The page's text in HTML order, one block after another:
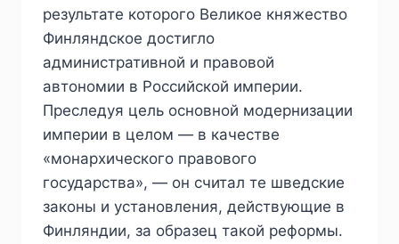
результате которого Великое княжество
Финляндское достигло
административной и правовой
автономии в Российской империи.
Преследуя цель основной модернизации
империи в целом — в качестве
«монархического правового
государства», — он считал те шведские
законы и установления, действующие в
Финляндии, за образец такой реформы.